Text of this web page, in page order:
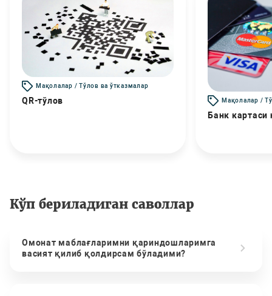
Мақолалар / Тўлов ва ўтказмалар
QR-тўлов Мақолалар /
Банк картаси
Кўп бериладиган саволлар
Омонат маблағларимни қариндошларимга
васият қилиб қолдирсам бўладими?